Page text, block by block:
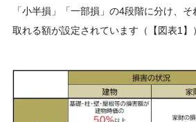
「小半損」「一部損」の4段階に分け、
取れる額が設定されています（【図表1】